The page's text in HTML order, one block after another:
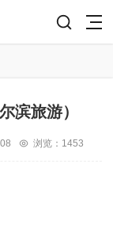
滨旅游）
浏览：1453